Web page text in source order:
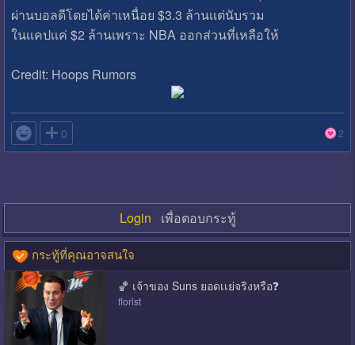
ผ่านบอลดีโดยได้ค่าเหนื่อย $3.3 ล้านเเต่นับรวม
ในเเคปเเค่ $2 ล้านเพราะ NBA ออกส่วนที่เหลือให้
Credit: Hoops Rumors
 0 2
Login เพื่อตอบกระทู้
กระทู้ที่คุณอาจสนใจ
🏀 เจ้าของ Suns ยอดเเย่จริงหรือ❓
florist